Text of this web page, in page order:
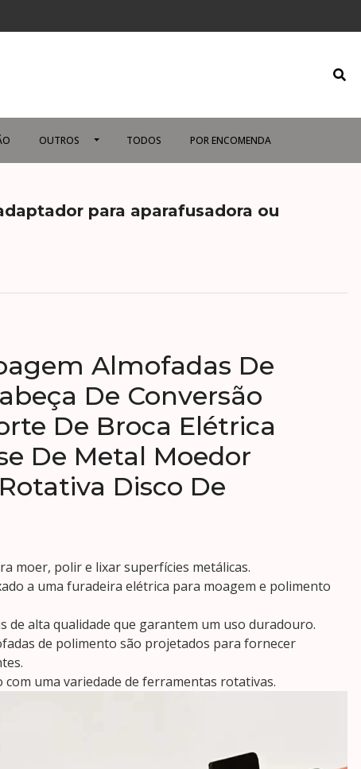
OUTROS TODOS POR ENCOMENDA
para aparafusadora ou
Almofadas De
De Conversão
De Broca Elétrica
De Metal Moedor
Disco De
moer, polir e lixar superfícies metálicas.
a uma furadeira elétrica para moagem e polimento
de alta qualidade que garantem um uso duradouro.
de polimento são projetados para fornecer
com uma variedade de ferramentas rotativas.